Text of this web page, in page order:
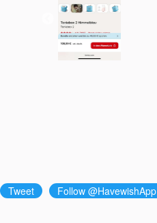
Tweet Follow @HavewishApp